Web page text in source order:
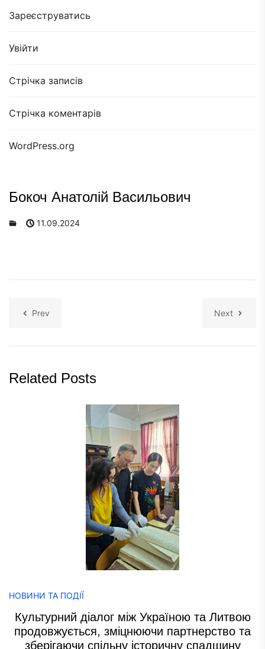
Зареєструватись
Увійти
Стрічка записів
Стрічка коментарів
WordPress.org
Бокоч Анатолій Васильович
11.09.2024
Prev Next
Related Posts
НОВИНИ ТА ПОДІЇ
Культурний діалог між Україною та Литвою
продовжується, зміцнюючи партнерство та
зберігаючи спільну історичну спадщину